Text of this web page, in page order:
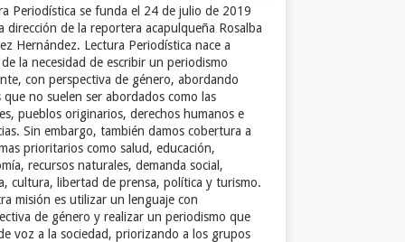
Periodística se funda el 24 de julio de 2019
dirección de la reportera acapulqueña Rosalba
Hernández. Lectura Periodística nace a
la necesidad de escribir un periodismo
con perspectiva de género, abordando
que no suelen ser abordados como las
pueblos originarios, derechos humanos e
Sin embargo, también damos cobertura a
prioritarios como salud, educación,
recursos naturales, demanda social,
cultura, libertad de prensa, política y turismo.
misión es utilizar un lenguaje con
de género y realizar un periodismo que
voz a la sociedad, priorizando a los grupos